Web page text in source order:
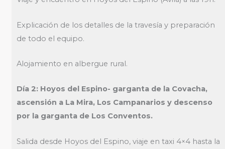
Explicación de los detalles de la travesía y preparación
de todo el equipo.
Alojamiento en albergue rural.
Día 2: Hoyos del Espino- garganta de la Covacha,
ascensión a La Mira, Los Campanarios y descenso
por la garganta de Los Conventos.
Salida desde Hoyos del Espino, viaje en taxi 4×4 hasta la